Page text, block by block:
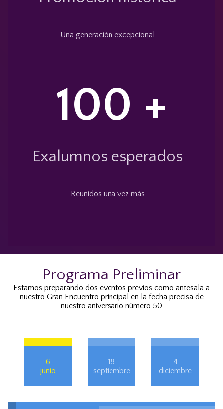
Una generación excepcional
100 +
Exalumnos esperados
Reunidos una vez más
Programa Preliminar
Estamos preparando dos eventos previos como antesala a
nuestro Gran Encuentro principal en la fecha precisa de
nuestro aniversario número 50
6
junio
18
septiembre
4
diciembre